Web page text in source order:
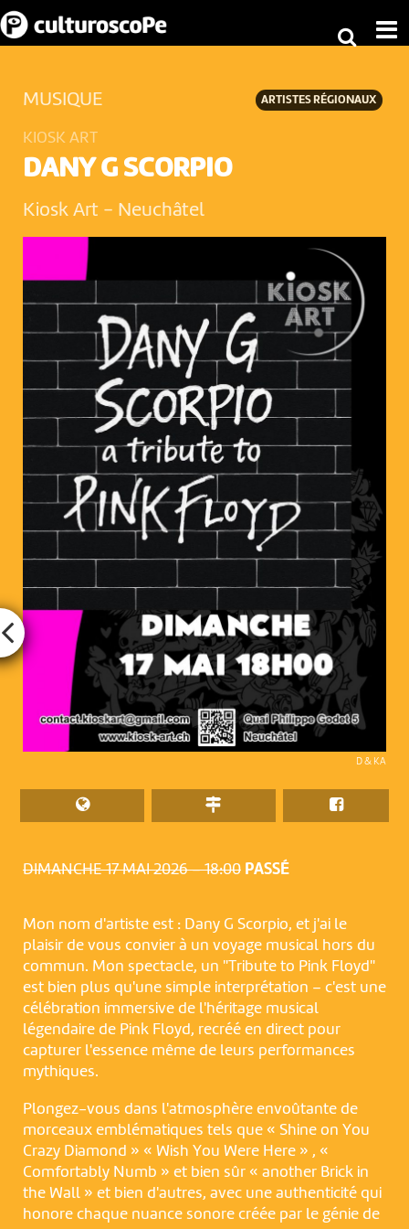
NOUS UTILISONS DES COOKIES
DIMANCHE 17 MAI 2026 – 18:00 PASSÉ
D & KA
ARTISTES RÉGIONAUX
MUSIQUE
KIOSK ART
DANY G SCORPIO
Kiosk Art - Neuchâtel
Mon nom d'artiste est : Dany G Scorpio, et j'ai le
plaisir de vous convier à un voyage musical hors du
commun. Mon spectacle, un "Tribute to Pink Floyd"
est bien plus qu'une simple interprétation – c'est une
célébration immersive de l'héritage musical
légendaire de Pink Floyd, recréé en direct pour
capturer l'essence même de leurs performances
mythiques.
Plongez-vous dans l'atmosphère envoûtante de
morceaux emblématiques tels que « Shine on You
Crazy Diamond » « Wish You Were Here » , «
Comfortably Numb » et bien sûr « another Brick in
the Wall » et bien d'autres, avec une authenticité qui
honore chaque nuance sonore créée par le génie de